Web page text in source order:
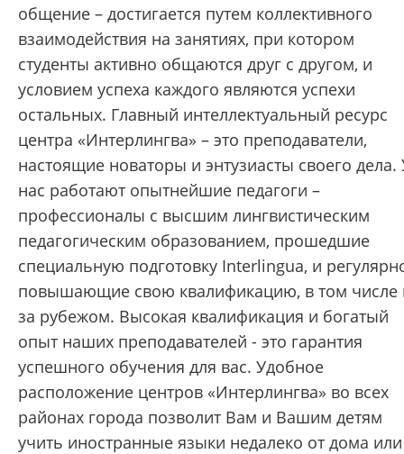
общение – достигается путем коллективного
взаимодействия на занятиях, при котором
студенты активно общаются друг с другом, и
условием успеха каждого являются успехи
остальных. Главный интеллектуальный ресурс
центра «Интерлингва» – это преподаватели,
настоящие новаторы и энтузиасты своего дела.
нас работают опытнейшие педагоги –
профессионалы с высшим лингвистическим
педагогическим образованием, прошедшие
специальную подготовку Interlingua, и
повышающие свою квалификацию, в том числе
за рубежом. Высокая квалификация и богатый
опыт наших преподавателей - это гарантия
успешного обучения для вас. Удобное
расположение центров «Интерлингва» во всех
районах города позволит Вам и Вашим детям
учить иностранные языки недалеко от дома или